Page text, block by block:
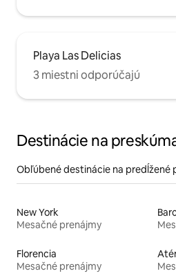
Playa Las Delicias
3 miestni odporúčajú
Destinácie na
Obľúbené destinácie na predĺžené
New York
Mesačné prenájmy
Florencia
Mesačné prenájmy